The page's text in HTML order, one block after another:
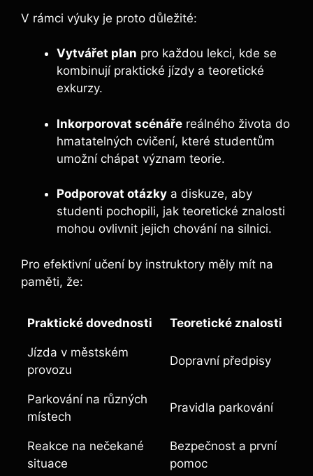
V rámci výuky je proto důležité:
Vytvářet plan pro každou lekci, kde se
kombinují praktické jízdy a teoretické
exkurzy.
Inkorporovat scénáře reálného života do
hmatatelných cvičení, které studentům
umožní chápat význam teorie.
Podporovat otázky a diskuze, aby
studenti pochopili, jak teoretické znalosti
mohou ovlivnit jejich chování na silnici.
Pro efektivní učení by instruktory měly mít na
paměti, že:
Praktické dovednosti Teoretické znalosti
Jízda v městském
provozu
Dopravní předpisy
Parkování na různých
místech
Pravidla parkování
Reakce na nečekané
situace
Bezpečnost a první
pomoc